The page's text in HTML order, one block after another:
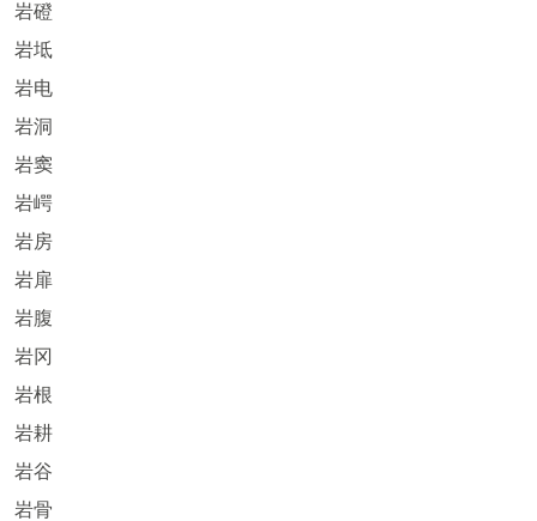
岩磴
岩坻
岩电
岩洞
岩窦
岩崿
岩房
岩扉
岩腹
岩冈
岩根
岩耕
岩谷
岩骨